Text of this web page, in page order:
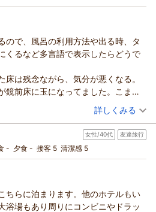
しくお得に。
ツイン 食事なし
一人あたり/税込)
ので、風呂の利用方法や出る時、タ
くるなど多言語で表示したらどうで
は残念ながら、気分が悪くなる。
鏡前床に玉になってました。こまめ
で、お風呂が改善されてきたら嬉し
（投稿日：2026/07/28）
婦旅行)
事なし］ 早めの計画でお得にステイ│大浴
ツイン 食事なし
一人あたり/税込)
詳しくみる
女性/40代 友達旅行
- 夕食 - 接客 5 清潔感 5
ちらに泊まります。他のホテルもい
浴場もあり周りにコンビニやドラッ